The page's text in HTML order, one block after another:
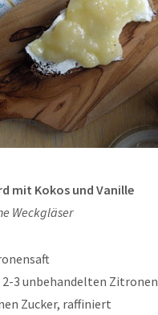
mit Kokos und Vanille
Weckgläser
2-3 unbehandelten Zitronen
Zucker, raffiniert